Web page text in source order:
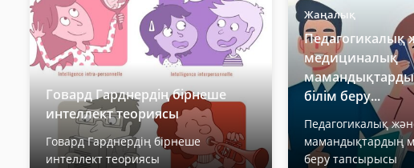
Говард Гарднердің бірнеше
интеллект теориясы
Говард Гарднердің бірнеше
интеллект теориясы
Жаңалық
Педагогикалық
медициналық
білім беру...
Педагогикалық
мамандықтардың
беру тапсырысы